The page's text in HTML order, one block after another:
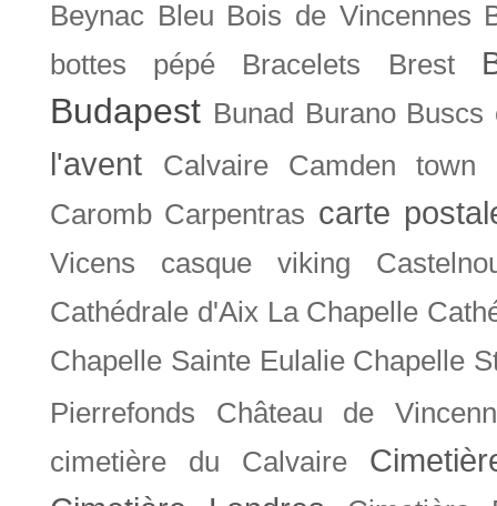
Beynac Bleu Bois de Vincennes
bottes pépé
Bracelets Brest
Budapest Bunad Burano Buscs
l'avent Calvaire Camden town
Caromb Carpentras carte
Vicens casque viking
Cathédrale d'Aix La Chapelle
Chapelle Sainte Eulalie Chapelle
Pierrefonds
Château de
cimetière du Calvaire